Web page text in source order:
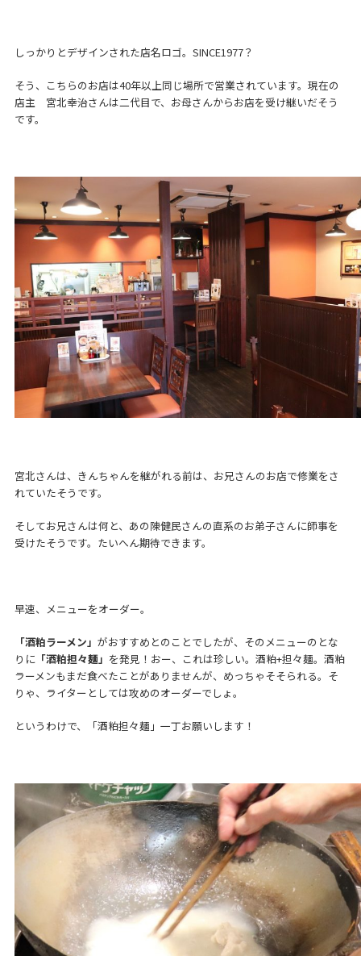
しっかりとデザインされた店名ロゴ。SINCE1977？
そう、こちらのお店は40年以上同じ場所で営業されています。現在の
店主 宮北幸治さんは二代目で、お母さんからお店を受け継いだそう
です。
宮北さんは、きんちゃんを継がれる前は、お兄さんのお店で修業をさ
れていたそうです。
そしてお兄さんは何と、あの陳健民さんの直系のお弟子さんに師事を
受けたそうです。たいへん期待できます。
早速、メニューをオーダー。
「酒粕ラーメン」 がおすすめとのことでしたが、そのメニューのとな
りに「酒粕担々麺」 を発見！おー、これは珍しい。酒粕+担々麺。酒粕
ラーメンもまだ食べたことがありませんが、めっちゃそそられる。そ
りゃ、ライターとしては攻めのオーダーでしょ。
というわけで、「酒粕担々麺」一丁お願いします！